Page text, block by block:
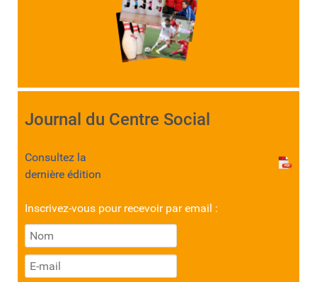
Journal du Centre Social
Consultez la
dernière édition
Inscrivez-vous pour recevoir par email :